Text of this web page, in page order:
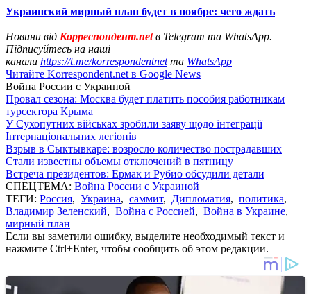
Украинский мирный план будет в ноябре: чего ждать
Новини від Корреспондент.netв Telegram та WhatsApp.
Підписуйтесь на наші
канали https://t.me/korrespondentnetта WhatsApp
Читайте Korrespondent.net в Google News
Война России с Украиной
Провал сезона: Москва будет платить пособия работникам
турсектора Крыма
У Сухопутних військах зробили заяву щодо інтеграції
Інтернаціональних легіонів
Взрыв в Сыктывкаре: возросло количество пострадавших
Стали известны объемы отключений в пятницу
Встреча президентов: Ермак и Рубио обсудили детали
СПЕЦТЕМА: Война России с Украиной
ТЕГИ: Россия, Украина, саммит, Дипломатия, политика,
Владимир Зеленский, Война с Россией, Война в Украине,
мирный план
Если вы заметили ошибку, выделите необходимый текст и
нажмите Ctrl+Enter, чтобы сообщить об этом редакции.